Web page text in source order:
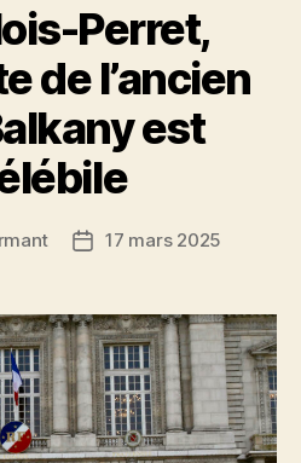
Perret,
de l’ancien
est
Date17 mars 2025